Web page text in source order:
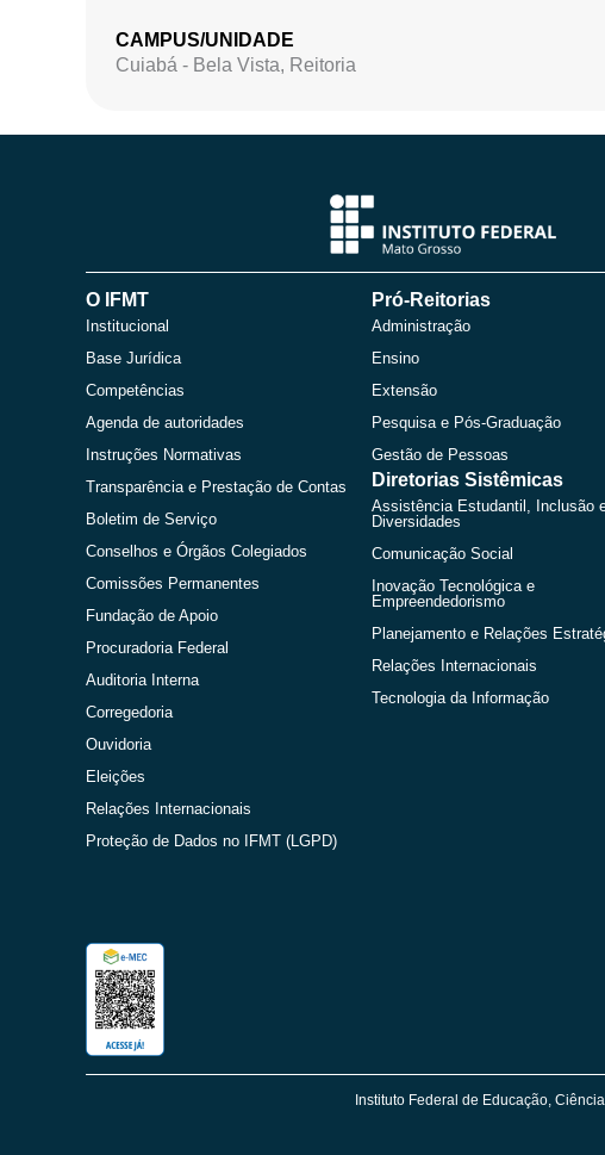
CAMPUS/UNIDADE
Cuiabá - Bela Vista, Reitoria
O IFMT
Institucional
Base Jurídica
Competências
Agenda de autoridades
Instruções Normativas
Transparência e Prestação de Contas
Boletim de Serviço
Conselhos e Órgãos Colegiados
Comissões Permanentes
Fundação de Apoio
Procuradoria Federal
Auditoria Interna
Corregedoria
Ouvidoria
Eleições
Relações Internacionais
Proteção de Dados no IFMT (LGPD)
Pró-Reitorias
Administração
Ensino
Extensão
Pesquisa e Pós-Graduação
Gestão de Pessoas
Diretorias Sistêmicas
Assistência Estudantil, Inclusão
Diversidades
Comunicação Social
Inovação Tecnológica e
Empreendedorismo
Planejamento e Relações
Relações Internacionais
Tecnologia da Informação
Instituto Federal de Educação,